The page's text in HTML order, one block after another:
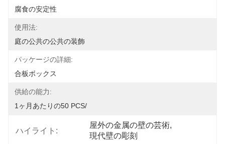
腐食の安定性
使用法:
庭の公共の公共の装飾
パッケージの詳細:
合板ボックス
供給の能力:
1ヶ月あたりの50 PCS/
ハイライト:
屋外の金属の壁の芸術,
現代壁の彫刻